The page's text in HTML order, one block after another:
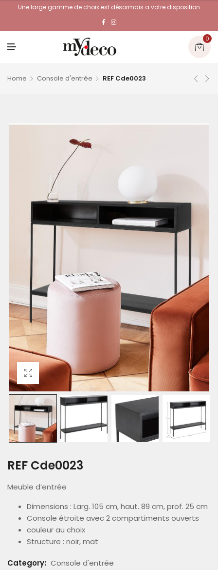
Une large gamme de choix est désormais a votre disposition
0
Home Console d'entrée REF Cde0023
REF Cde0023
Meuble d’entrée
Dimensions : Larg. 105 cm, haut. 89 cm, prof. 25 cm
Console étroite avec 2 compartiments ouverts
couleur au choix
Structure : noir, mat
Category: Console d'entrée